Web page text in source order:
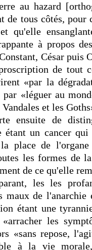
au hazard
de tous côtés,
qu'elle
à propos
César puis
de tout
«par la
par «léguer au
et les
ensuite de
étant un cancer
place de
les formes de
de ce qu'elle
les les
maux de
étant une
les
«sans repose,
à la vie